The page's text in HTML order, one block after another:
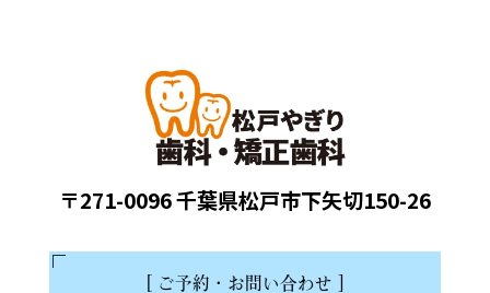
〒271-0096 千葉県松戸市下矢切150-26
[ ご予約・お問い合わせ ]